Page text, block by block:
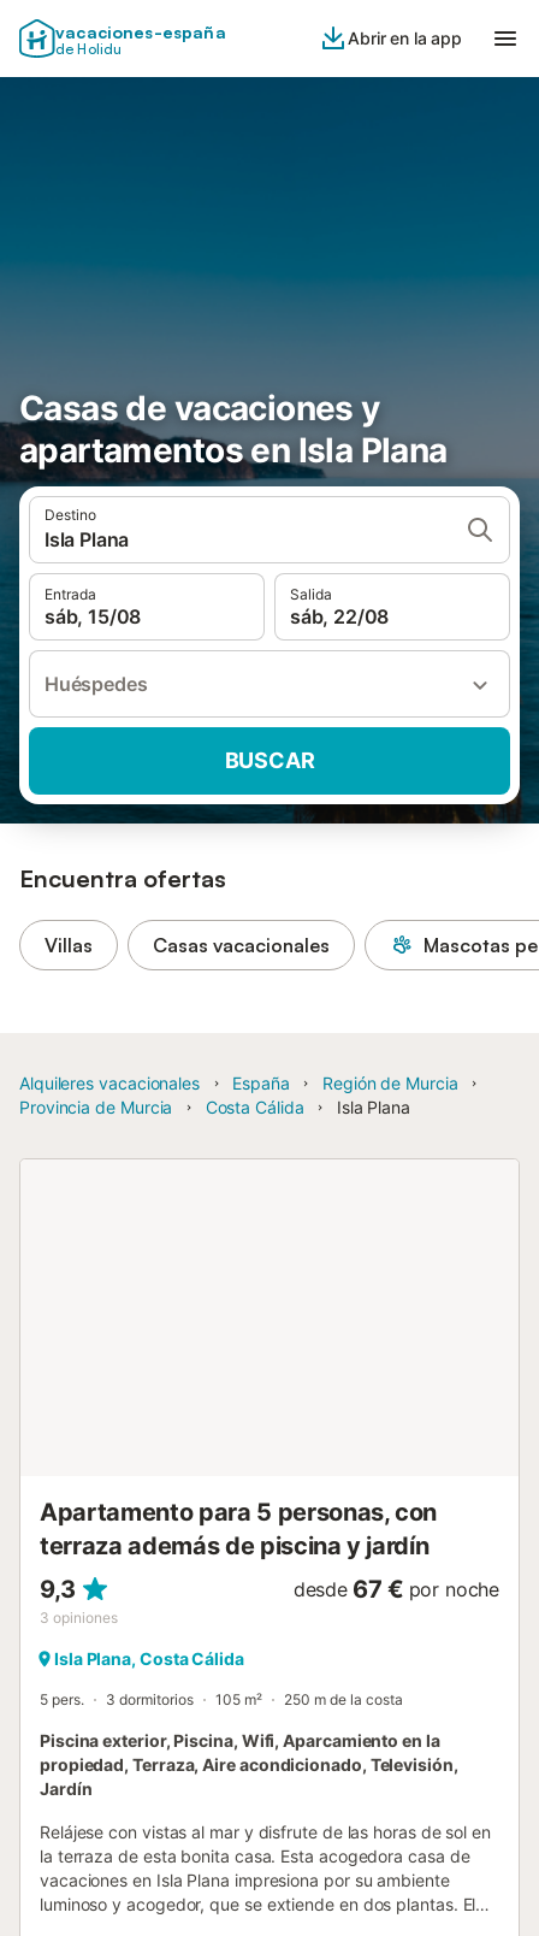
vacaciones-españa
de Holidu
Abrir en la app
Casas de vacaciones y
apartamentos en Isla Plana
Destino
Isla Plana
Entrada
sáb, 15/08
Salida
sáb, 22/08
Huéspedes
BUSCAR
Encuentra ofertas
Villas Casas vacacionales Mascotas
Alquileres vacacionales España
Región de Murcia
Provincia de Murcia
Costa Cálida Isla Plana
Apartamento para 5 personas, con
terraza además de piscina y jardín
9,3
3 opiniones
desde 67 € por noche
Isla Plana, Costa Cálida
5 pers. 3 dormitorios 105 m² 250 m de la costa
Piscina exterior, Piscina, Wifi, Aparcamiento en la
propiedad, Terraza, Aire acondicionado, Televisión,
Jardín
Relájese con vistas al mar y disfrute de las horas de sol en
la terraza de esta bonita casa. Esta acogedora casa de
vacaciones en Isla Plana impresiona por su ambiente
luminoso y acogedor, que se extiende en dos plantas. El